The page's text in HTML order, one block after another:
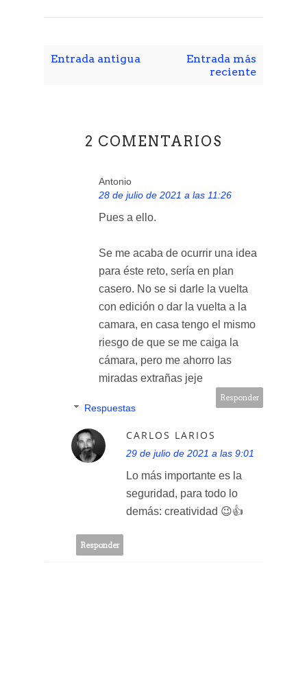
Entrada más
reciente
Entrada antigua
2 COMENTARIOS
Antonio
28 de julio de 2021 a las 11:26
Pues a ello.
Se me acaba de ocurrir una idea
para éste reto, sería en plan
casero. No se si darle la vuelta
con edición o dar la vuelta a la
camara, en casa tengo el mismo
riesgo de que se me caiga la
cámara, pero me ahorro las
miradas extrañas jeje
Responder
Respuestas
CARLOS LARIOS
29 de julio de 2021 a las 9:01
Lo más importante es la
seguridad, para todo lo
demás: creatividad 😉👍
Responder